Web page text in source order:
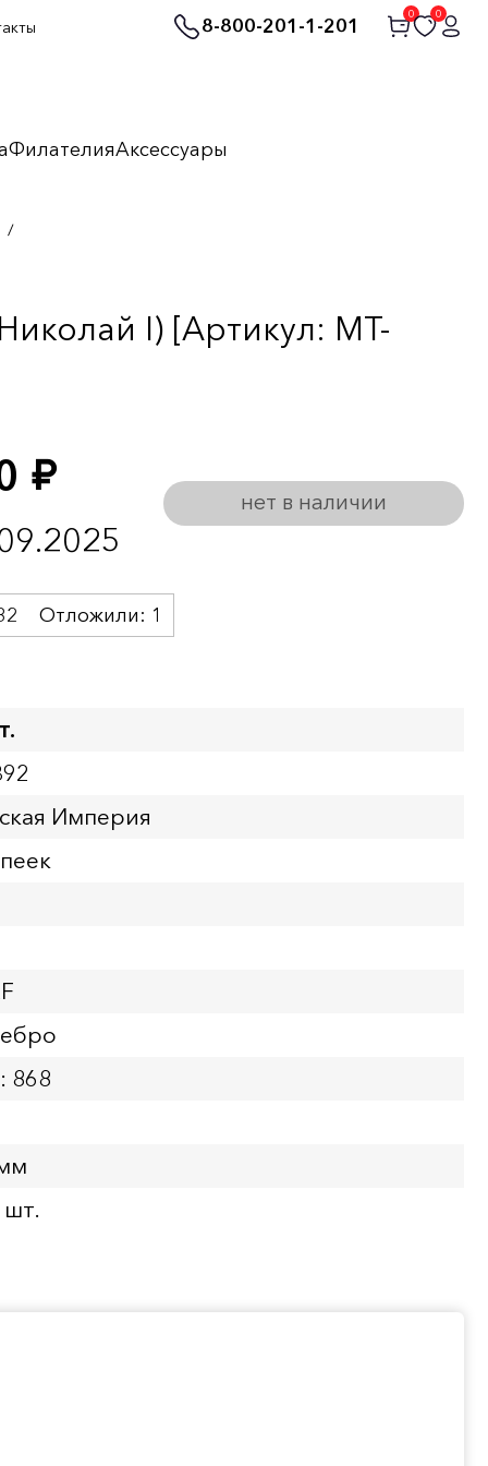
8-800-201-1-201
0 0
ФилателияАксессуары
/
I) [Артикул: MT-
руб.
нет в наличии
Отложили: 1
Империя
868